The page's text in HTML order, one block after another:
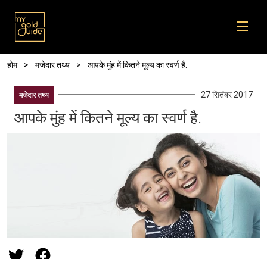
पग चिन्ह
होम मजेदार तथ्य आपके मुंह में कितने मूल्य का स्वर्ण है.
मजेदार तथ्य 27 सितंबर 2017
आपके मुंह में कितने मूल्य का स्वर्ण है.